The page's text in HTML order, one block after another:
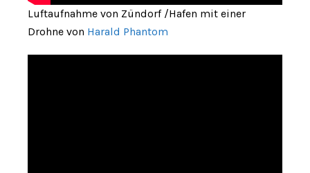
Luftaufnahme von Zündorf /Hafen mit einer
Drohne von Harald Phantom